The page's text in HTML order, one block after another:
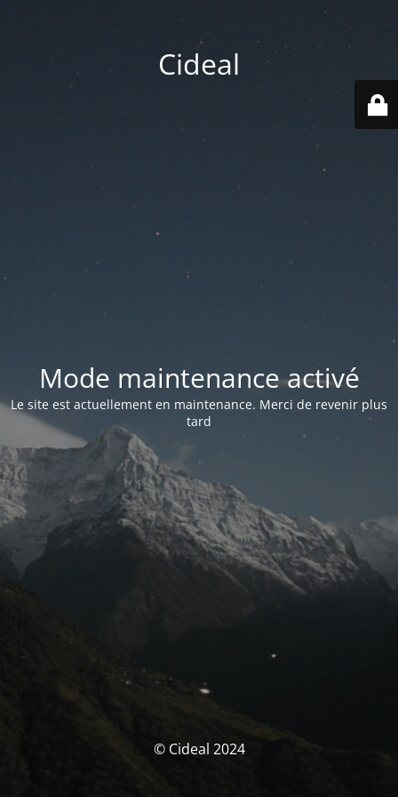
Cideal
Mode maintenance activé
Le site est actuellement en maintenance. Merci de revenir plus
tard
© Cideal 2024